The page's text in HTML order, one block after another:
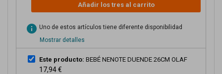
Añadir los tres al carrito
info Uno de estos artículos tiene diferente disponibilidad
Mostrar detalles
Este producto: BEBÉ NENOTE DUENDE 26CM OLAF
17,94 €